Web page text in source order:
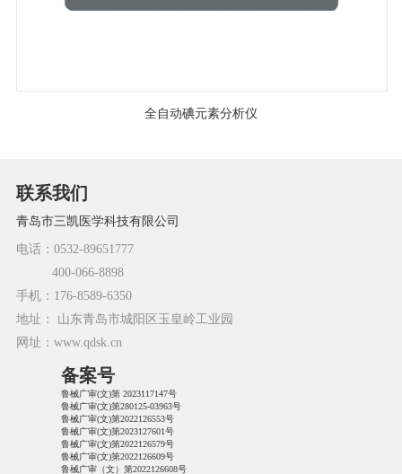
全自动碘元素分析仪
联系我们
青岛市三凯医学科技有限公司
电话：0532-89651777
400-066-8898
手机：176-8589-6350
地址： 山东青岛市城阳区玉皇岭工业园
网址：www.qdsk.cn
备案号
鲁械广审(文)第 2023117147号
鲁械广审(文)第280125-03963号
鲁械广审(文)第2022126553号
鲁械广审(文)第2023127601号
鲁械广审(文)第2022126579号
鲁械广审(文)第2022126609号
鲁械广审（文）第2022126608号